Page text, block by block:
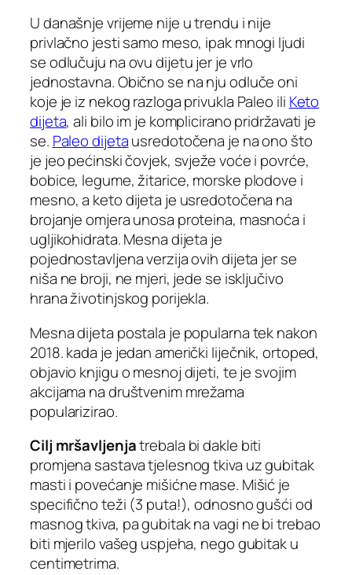
U današnje vrijeme nije u trendu i nije
privlačno jesti samo meso, ipak mnogi ljudi
se odlučuju na ovu dijetu jer je vrlo
jednostavna. Obično se na nju odluče oni
koje je iz nekog razloga privukla Paleo ili Keto
dijeta, ali bilo im je komplicirano pridržavati je
se. Paleo dijetausredotočena je na ono što
je jeo pećinski čovjek, svježe voće i povrće,
bobice, legume, žitarice, morske plodove i
mesno, a keto dijeta je usredotočena na
brojanje omjera unosa proteina, masnoća i
ugljikohidrata. Mesna dijeta je
pojednostavljena verzija ovih dijeta jer se
niša ne broji, ne mjeri, jede se isključivo
hrana životinjskog porijekla.
Mesna dijeta postala je popularna tek nakon
2018. kada je jedan američki liječnik, ortoped,
objavio knjigu o mesnoj dijeti, te je svojim
akcijama na društvenim mrežama
popularizirao.
Cilj mršavljenjatrebala bi dakle biti
promjena sastava tjelesnog tkiva uz gubitak
masti i povećanje mišićne mase. Mišić je
specifično teži (3 puta!), odnosno gušći od
masnog tkiva, pa gubitak na vagi ne bi trebao
biti mjerilo vašeg uspjeha, nego gubitak u
centimetrima.